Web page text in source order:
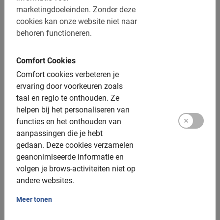
marketingdoeleinden. Zonder deze
cookies kan onze website niet naar
behoren functioneren.
Comfort Cookies
Comfort cookies verbeteren je
ervaring door voorkeuren zoals
taal en regio te onthouden. Ze
helpen bij het personaliseren van
functies en het onthouden van
aanpassingen die je hebt
gedaan. Deze cookies verzamelen
geanonimiseerde informatie en
volgen je brows-activiteiten niet op
andere websites.
Meer tonen
Heel goed
Een super gezellige en goede gids!!!
Ton Stroomer
19 juni 2026